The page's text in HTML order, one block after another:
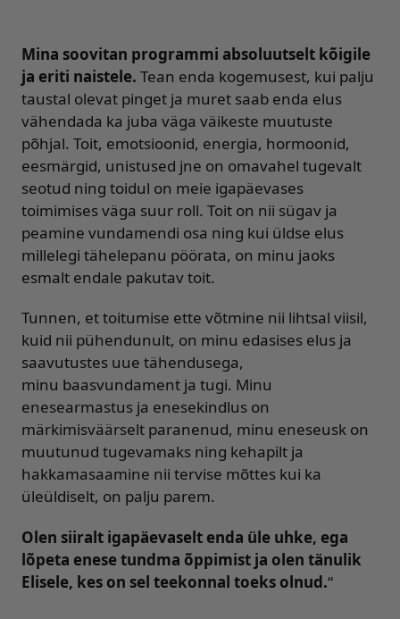
Mina soovitan programmi absoluutselt kõigile
ja eriti naistele. Tean enda kogemusest, kui palju
taustal olevat pinget ja muret saab enda elus
vähendada ka juba väga väikeste muutuste
põhjal. Toit, emotsioonid, energia, hormoonid,
eesmärgid, unistused jne on omavahel tugevalt
seotud ning toidul on meie igapäevases
toimimises väga suur roll. Toit on nii sügav ja
peamine vundamendi osa ning kui üldse elus
millelegi tähelepanu pöörata, on minu jaoks
esmalt endale pakutav toit.
Tunnen, et toitumise ette võtmine nii lihtsal viisil,
kuid nii pühendunult, on minu edasises elus ja
saavutustes uue tähendusega,
minu baasvundament ja tugi. Minu
enesearmastus ja enesekindlus on
märkimisväärselt paranenud, minu eneseusk on
muutunud tugevamaks ning kehapilt ja
hakkamasaamine nii tervise mõttes kui ka
üleüldiselt, on palju parem.
Olen siiralt igapäevaselt enda üle uhke, ega
lõpeta enese tundma õppimist ja olen tänulik
Elisele, kes on sel teekonnal toeks olnud.“